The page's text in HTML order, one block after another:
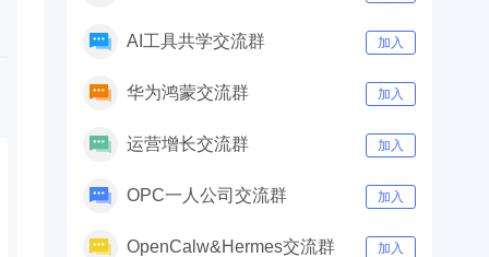
AI工具共学交流群 加入
华为鸿蒙交流群 加入
运营增长交流群 加入
OPC一人公司交流群 加入
OpenCalw&Hermes交流群 加入